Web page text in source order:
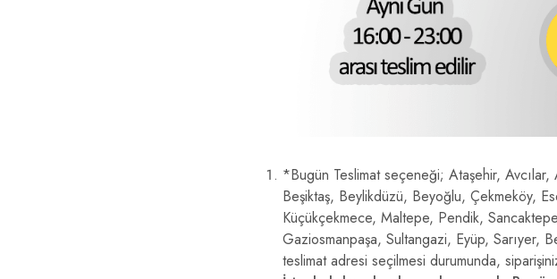
*Bugün Teslimat seçeneği; Ataşehir,
Beşiktaş, Beylikdüzü, Beyoğlu, Çekmeköy,
Küçükçekmece, Maltepe, Pendik,
Gaziosmanpaşa, Sultangazi, Eyüp, Sarıyer,
teslimat adresi seçilmesi durumunda,